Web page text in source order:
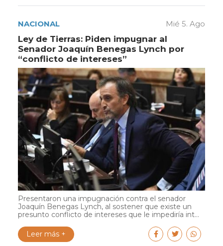
NACIONAL Mié 5. Ago
Ley de Tierras: Piden impugnar al
Senador Joaquín Benegas Lynch por
“conflicto de intereses”
Presentaron una impugnación contra el senador
Joaquín Benegas Lynch, al sostener que existe un
presunto conflicto de intereses que le impediría int...
Leer más +